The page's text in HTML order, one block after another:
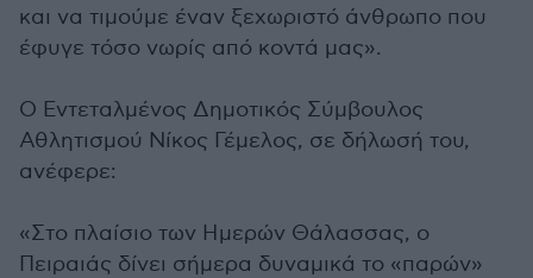
και να τιμούμε έναν ξεχωριστό άνθρωπο που
έφυγε τόσο νωρίς από κοντά μας».
Ο Εντεταλμένος Δημοτικός Σύμβουλος
Αθλητισμού Νίκος Γέμελος, σε δήλωσή του,
ανέφερε:
«Στο πλαίσιο των Ημερών Θάλασσας, ο
Πειραιάς δίνει σήμερα δυναμικά το «παρών»